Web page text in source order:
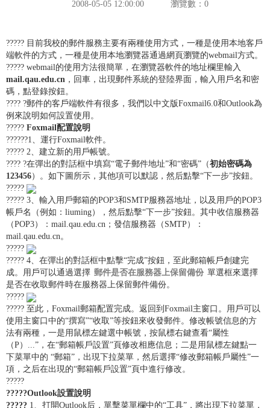
2008-05-05 12:00:00 瀏覽數： 0
????? 目前我校的郵件服務主要有兩種使用方式，一種是使用本地客戶
端軟件的方式，一種是使用本地瀏覽器通過網頁瀏覽的webmail方式。
????? webmail的使用方法很簡單，在瀏覽器軟件的地址欄里輸入
mail.qau.edu.cn ，回車，出現郵件系統的登陸界面，輸入用戶名和密
碼，點登錄按鈕。
???? ?郵件的客戶端軟件有很多，我們以中文版Foxmail6.0和Outlook為
例來說明如何設置使用。
????? Foxmail配置說明
??????1、運行Foxmail軟件。
????? 2、建立新的用戶帳號。
???? ?在彈出的對話框中填寫“電子郵件地址”和“密碼”（初始密碼為
123456）。如下圖所示，其他項可以默認，然后點擊“下一步”按鈕。
?????
????? 3、輸入用戶郵箱的POP3和SMTP服務器地址，以及用戶的POP3
帳戶名（例如：liuming），然后點擊“下一步”按鈕。其中收信服務器
（POP3）：mail.qau.edu.cn；發信服務器（SMTP）：
mail.qau.edu.cn。
?????
????? 4、在彈出的對話框中點擊“完成”按鈕，至此郵箱帳戶創建完
成。用戶可以通過選擇 郵件是否在服務器上保留備份 單選框來選擇
是否在收取郵件時在服務器上保留郵件備份。
?????
????? 至此，Foxmail郵箱配置完成。返回到Foxmail主窗口。用戶可以
使用主窗口中的“撰寫”“收取”等按鈕來收發郵件。修改帳號信息的方
法有兩種，一是用鼠標左鍵選中帳號，按鼠標右鍵查看“屬性
（P）...”，在“郵箱帳戶設置”頁修改相應信息；二是用鼠標左鍵點一
下菜單中的 “郵箱”，出現下拉菜單，然后選擇“修改郵箱帳戶屬性”一
項，之后在出現的“郵箱帳戶設置”頁中進行修改。
?????
?????Outlook設置說明
????? 1、打開Outlook后，單擊菜單欄中的“工具”，將出現下拉菜單，